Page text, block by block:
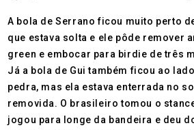
A bola de Serrano ficou muito perto
que estava solta e ele pôde remover
green e embocar para birdie de três
Já a bola de Gui também ficou ao
pedra, mas ela estava enterrada no
removida. O brasileiro tomou o
jogou para longe da bandeira e deu